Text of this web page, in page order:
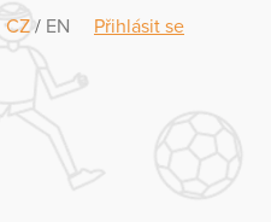
CZ / EN Přihlásit se